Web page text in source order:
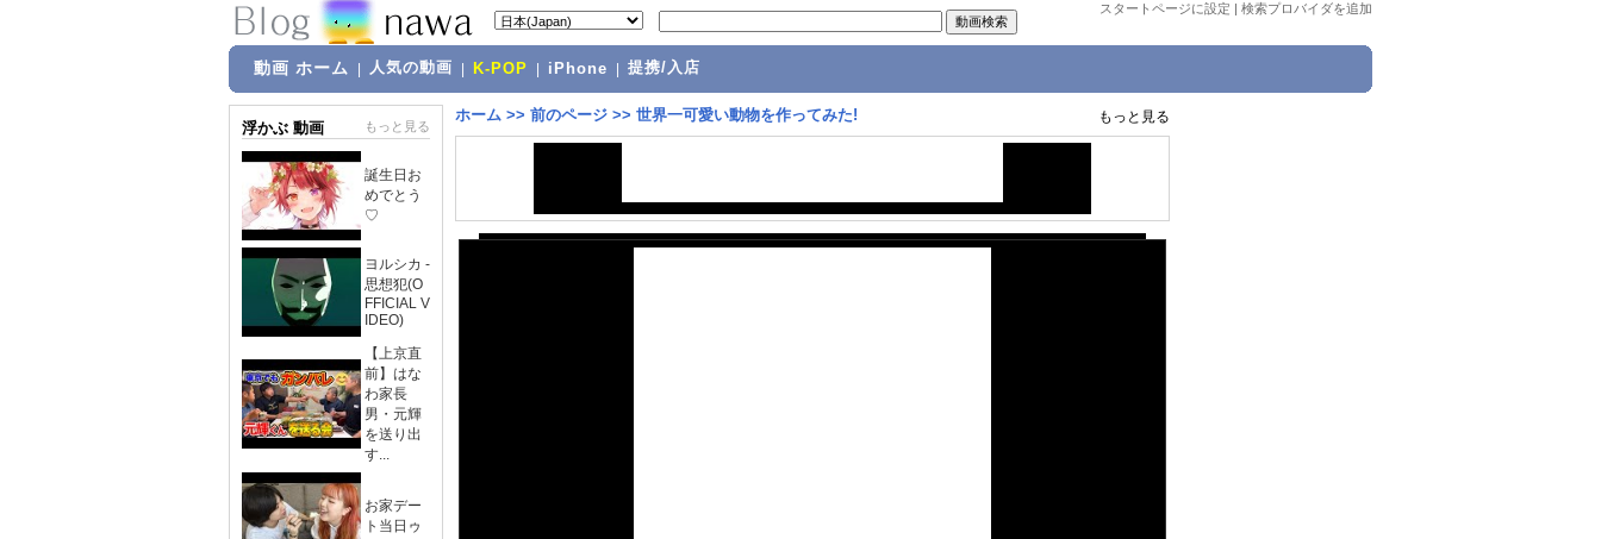
スタートページに設定 | 検索プロバイダを追加
動画 ホーム 人気の動画 K-POP iPhone 提携/入店
浮かぶ 動画 もっと見る
誕生日お
めでとう
♡
ヨルシカ -
思想犯(O
FFICIAL V
IDEO)
【上京直
前】はな
わ家長
男・元輝
を送り出
す...
お家デー
ト当日ゥ
ホーム >> 前のページ >> 世界一可愛い動物を作ってみた! もっと見る